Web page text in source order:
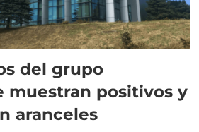
del grupo
muestran positivos y
aranceles